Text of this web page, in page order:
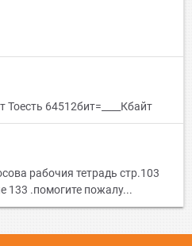
64512бит=____Кбайт
рабочия тетрадь стр.103
133 .помогите пожалу...